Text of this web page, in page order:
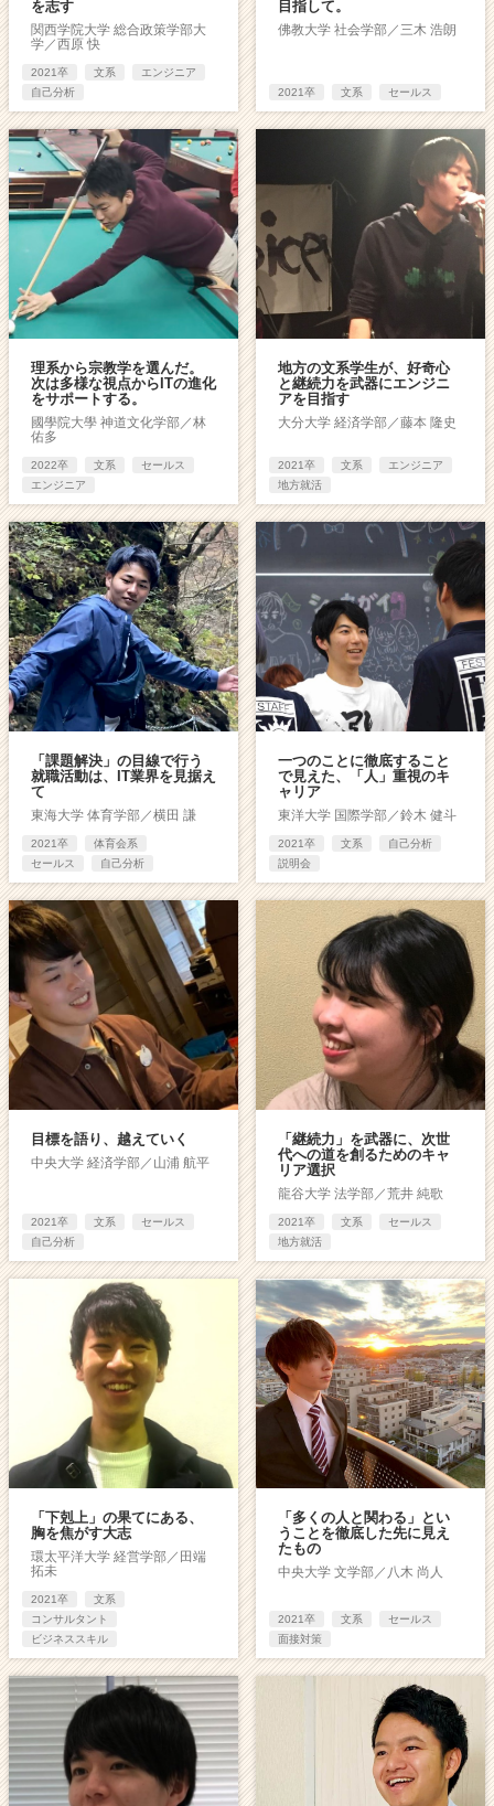
を志す
関西学院大学 総合政策学部大
学／西原 快
2021卒 文系
エンジニア
自己分析
目指して。
佛教大学 社会学部／三木 浩朗
2021卒 文系 セールス
理系から宗教学を選んだ。
次は多様な視点からITの進化
をサポートする。
國學院大學 神道文化学部／林
佑多
2022卒 文系
セールス
エンジニア
地方の文系学生が、好奇心
と継続力を武器にエンジニ
アを目指す
大分大学 経済学部／藤本 隆史
2021卒 文系
エンジニア
地方就活
「課題解決」の目線で行う
就職活動は、IT業界を見据え
て
東海大学 体育学部／横田 謙
2021卒
体育会系
セールス
自己分析
一つのことに徹底すること
で見えた、「人」重視のキ
ャリア
東洋大学 国際学部／鈴木 健斗
2021卒 文系
自己分析
説明会
目標を語り、越えていく
中央大学 経済学部／山浦 航平
2021卒 文系
セールス
自己分析
「継続力」を武器に、次世
代への道を創るためのキャ
リア選択
龍谷大学 法学部／荒井 純歌
2021卒 文系
セールス
地方就活
「下剋上」の果てにある、
胸を焦がす大志
環太平洋大学 経営学部／田端
拓未
2021卒
文系
コンサルタント
ビジネススキル
「多くの人と関わる」とい
うことを徹底した先に見え
たもの
中央大学 文学部／八木 尚人
2021卒 文系
セールス
面接対策